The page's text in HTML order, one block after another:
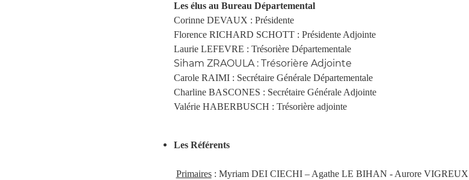
Les élus au Bureau Départemental
Corinne DEVAUX : Présidente
Florence RICHARD SCHOTT : Présidente Adjointe
Laurie LEFEVRE : Trésorière Départementale
Siham ZRAOULA : Trésorière Adjointe
Carole RAIMI : Secrétaire Générale Départementale
Charline BASCONES : Secrétaire Générale Adjointe
Valérie HABERBUSCH : Trésorière adjointe
Les Référents
Primaires: Myriam DEI CIECHI – Agathe LE BIHAN - Aurore VIGREUX